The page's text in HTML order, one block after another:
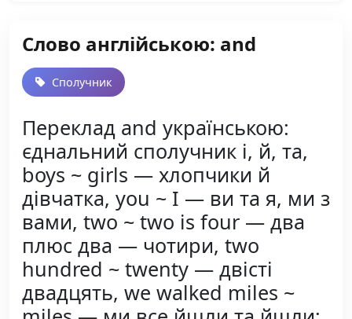
Слово англійською: and
Сполучник
Переклад and українською:
єднальний сполучник і, й, та,
boys ~ girls — хлопчики й
дівчатка, you ~ I — ви та я, ми з
вами, two ~ two is four — два
плюс два — чотири, two
hundred ~ twenty — двісті
двадцять, we walked miles ~